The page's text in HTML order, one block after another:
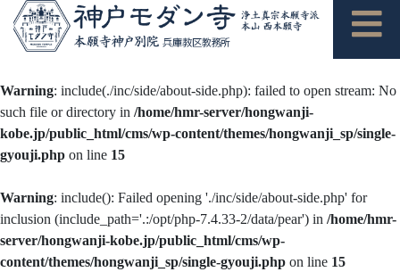
Warning: include(./inc/side/about-side.php): failed to open stream: No
such file or directory in /home/hmr-server/hongwanji-
kobe.jp/public_html/cms/wp-content/themes/hongwanji_sp/single-
gyouji.php on line 15
Warning: include(): Failed opening './inc/side/about-side.php' for
inclusion (include_path='.:/opt/php-7.4.33-2/data/pear') in /home/hmr-
server/hongwanji-kobe.jp/public_html/cms/wp-
content/themes/hongwanji_sp/single-gyouji.php on line 15